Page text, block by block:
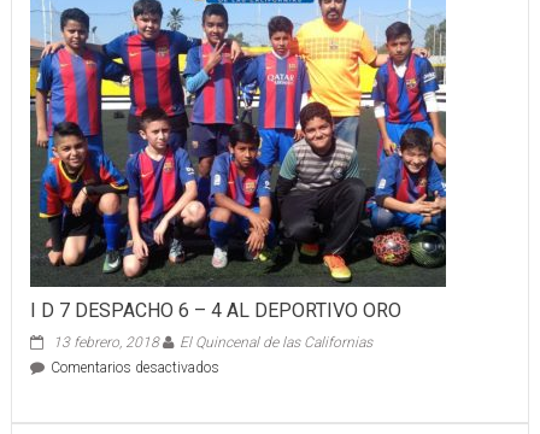
I D 7 DESPACHO 6 – 4 AL DEPORTIVO ORO
13 febrero, 2018
El Quincenal de las Californias
Comentarios desactivadosen